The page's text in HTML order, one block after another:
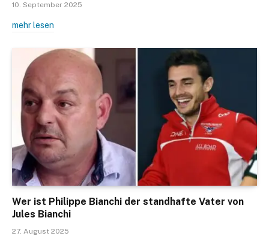
10. September 2025
mehr lesen
Wer ist Philippe Bianchi der standhafte Vater von
Jules Bianchi
27. August 2025